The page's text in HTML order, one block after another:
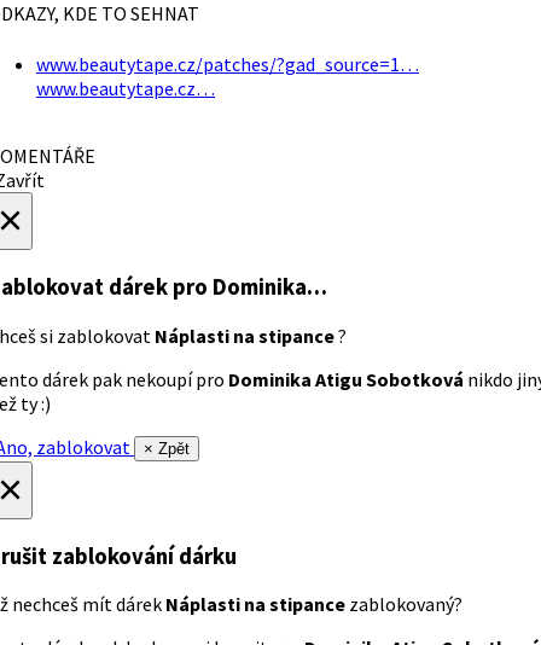
KDE TO SEHNAT
www.beautytape.cz/patches/?gad_source=1…
www.beautytape.cz…
dárek pro Dominika…
si zablokovat Náplasti na stipance?
dárek pak nekoupí pro Dominika Atigu Sobotková nikdo
ty :)
zablokovat
× Zpět
zablokování dárku
nechceš mít dárek Náplasti na stipance zablokovaný?